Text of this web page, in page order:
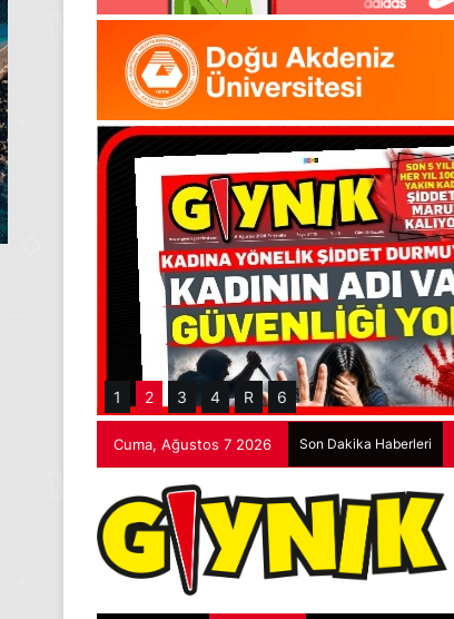
1 2 3 4 R 6
Cuma, Ağustos 7 2026 Son Dakika Haberleri